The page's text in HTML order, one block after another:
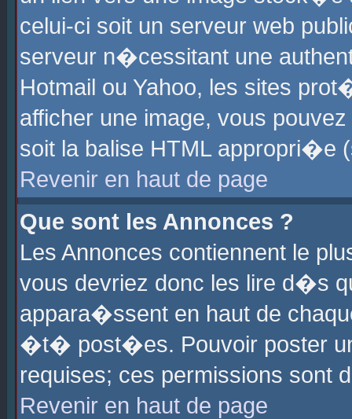
celui-ci soit un serveur web
serveur n�cessitant une
Hotmail ou Yahoo, les sites
afficher une image, vous
soit la balise HTML
Revenir en haut de page
Que sont les Annonces ?
Les Annonces contiennent le
vous devriez donc les lire d�s
appara�ssent en haut de
�t� post�es. Pouvoir poster
requises; ces permissions sont
Revenir en haut de page